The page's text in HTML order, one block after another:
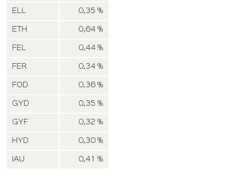
ELL 0,35 %
ETH 0,64 %
FEL 0,44 %
FER 0,34 %
FOD 0,36 %
GYD 0,35 %
GYF 0,32 %
HYD 0,30 %
IAU 0,41 %